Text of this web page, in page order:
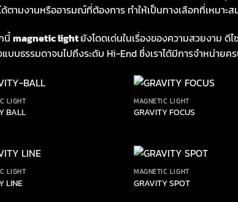
ด้ตามงานหรืออารมณ์ที่ต้องการ ทำให้เป็นทางเลือกที่เหมา
นี้magnetic lightยังโดดเด่นในเรื่องของความสวยงาม
บบธรรมดาจนไปถึงระดับ Hi-End ซึ่งเราได้มีการจำหน่า
LIGHT
BALL
MAGNETIC LIGHT
GRAVITY FOCUS
LIGHT
LINE
MAGNETIC LIGHT
GRAVITY SPOT